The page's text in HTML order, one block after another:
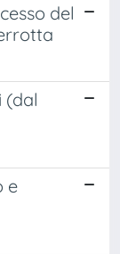
del
(dal
e